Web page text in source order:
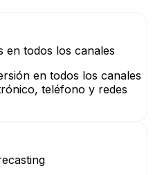
en todos los canales
en todos los canales
teléfono y redes